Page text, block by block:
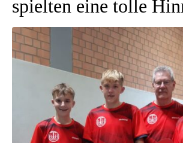
spielten eine tolle